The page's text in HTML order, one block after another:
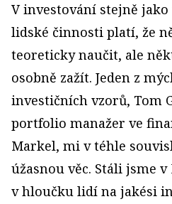
V investování stejně
lidské činnosti platí, že
teoreticky naučit, ale
osobně zažít. Jeden z
investičních vzorů, Tom
portfolio manažer ve
Markel, mi v téhle
úžasnou věc. Stáli jsme
v hloučku lidí na jakési